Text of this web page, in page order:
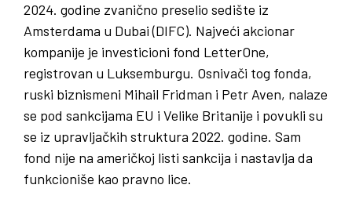
2024. godine zvanično preselio sedište iz
Amsterdama u Dubai (DIFC). Najveći akcionar
kompanije je investicioni fond LetterOne,
registrovan u Luksemburgu. Osnivači tog fonda,
ruski biznismeni Mihail Fridman i Petr Aven, nalaze
se pod sankcijama EU i Velike Britanije i povukli su
se iz upravljačkih struktura 2022. godine. Sam
fond nije na američkoj listi sankcija i nastavlja da
funkcioniše kao pravno lice.